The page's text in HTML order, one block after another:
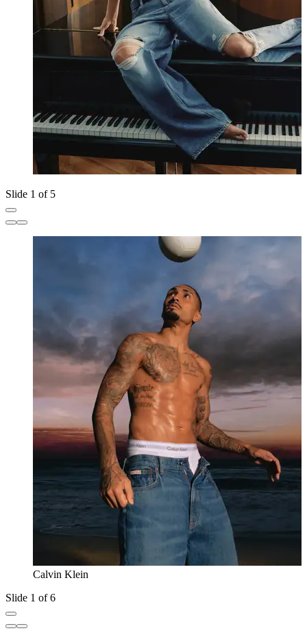
Slide 1 of 5
Calvin Klein
Slide 1 of 6